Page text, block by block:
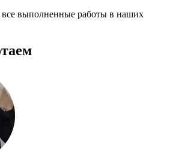
все выполненные работы в наших